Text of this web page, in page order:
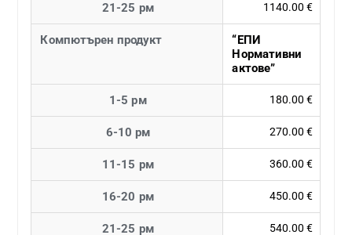
21-25 рм 1140.00 €
Компютърен продукт
“ЕПИ
Нормативни
актове”
1-5 рм 180.00 €
6-10 рм 270.00 €
11-15 рм 360.00 €
16-20 рм 450.00 €
21-25 рм 540.00 €